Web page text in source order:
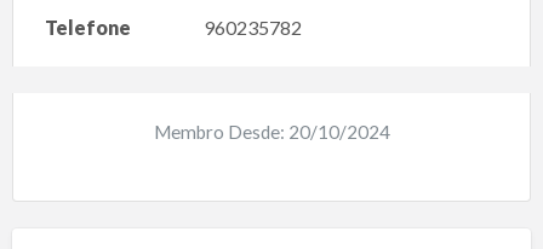
Telefone 960235782
Membro Desde: 20/10/2024